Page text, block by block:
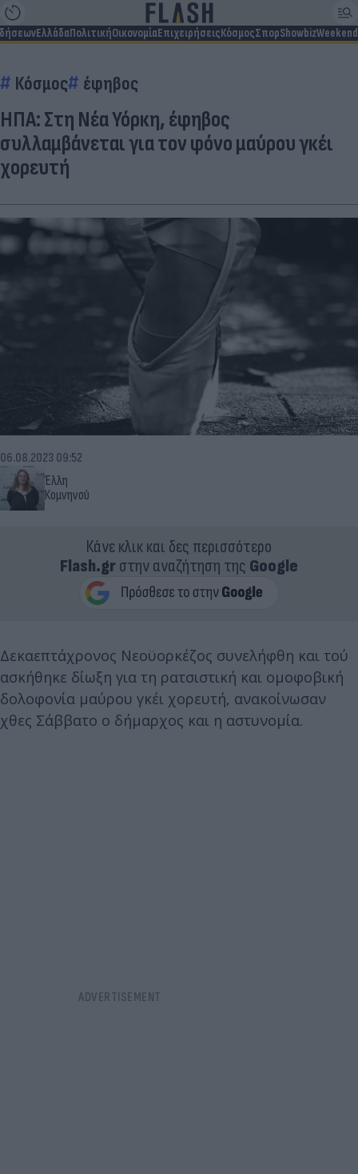
ΕλλάδαΠολιτικήΟικονομίαΕπιχειρήσειςΚόσμοςΣπορShowbizWeekend
Κόσμος έφηβος
ΗΠΑ: Στη Νέα Υόρκη, έφηβος
συλλαμβάνεται για τον φόνο μαύρου γκέι
χορευτή
Έλλη
Κομνηνού
06.08.2023 09:52
Κάνε κλικ και δες περισσότερο
Flash.grστην αναζήτηση της Google
Δεκαεπτάχρονος Νεοϋορκέζος συνελήφθη και τού
ασκήθηκε δίωξη για τη ρατσιστική και ομοφοβική
δολοφονία μαύρου γκέι χορευτή, ανακοίνωσαν
χθες Σάββατο ο δήμαρχος και η αστυνομία.